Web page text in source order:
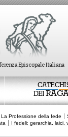
DEI
La Professione della fede
I fedeli: gerarchia, laici,